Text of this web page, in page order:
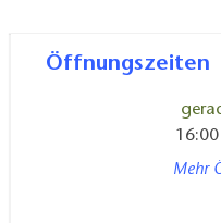
Poetry Slam bis hin
Die Innenräume sind
Öffnungszeiten
Mehr